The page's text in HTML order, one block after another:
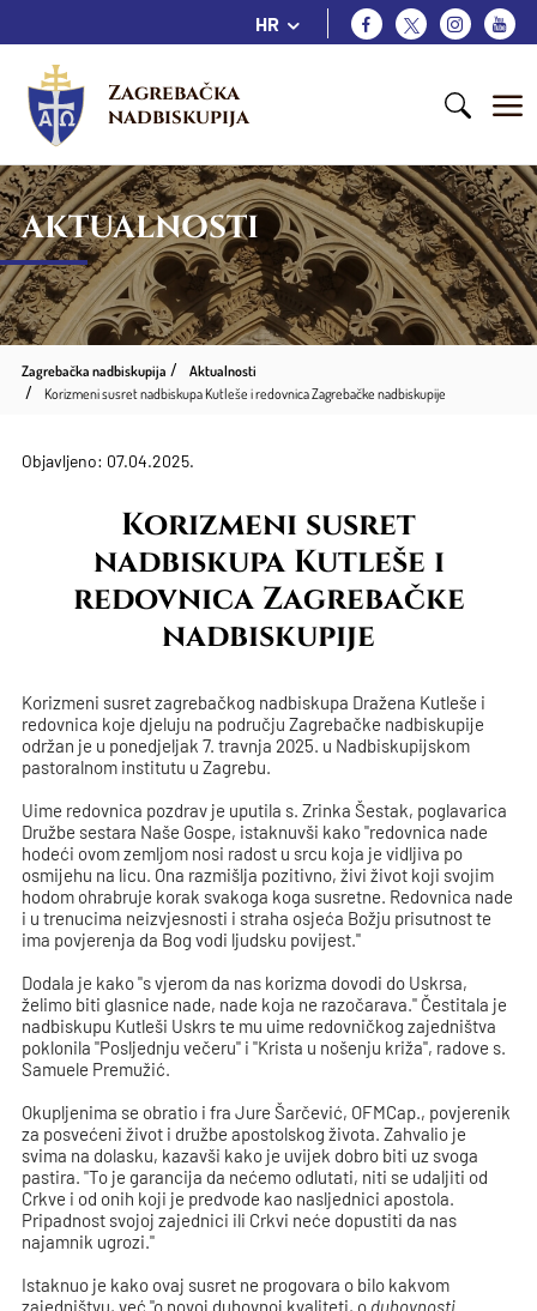
HR
Zagrebačka
nadbiskupija
AKTUALNOSTI
Zagrebačka nadbiskupija
Aktualnosti
Korizmeni susret nadbiskupa Kutleše i redovnica Zagrebačke nadbiskupije
Objavljeno: 07.04.2025.
Korizmeni susret
nadbiskupa Kutleše i
redovnica Zagrebačke
nadbiskupije
Korizmeni susret zagrebačkog nadbiskupa Dražena Kutleše i
redovnica koje djeluju na području Zagrebačke nadbiskupije
održan je u ponedjeljak 7. travnja 2025. u Nadbiskupijskom
pastoralnom institutu u Zagrebu.
Uime redovnica pozdrav je uputila s. Zrinka Šestak, poglavarica
Družbe sestara Naše Gospe, istaknuvši kako "redovnica nade
hodeći ovom zemljom nosi radost u srcu koja je vidljiva po
osmijehu na licu. Ona razmišlja pozitivno, živi život koji svojim
hodom ohrabruje korak svakoga koga susretne. Redovnica nade
i u trenucima neizvjesnosti i straha osjeća Božju prisutnost te
ima povjerenja da Bog vodi ljudsku povijest."
Dodala je kako "s vjerom da nas korizma dovodi do Uskrsa,
želimo biti glasnice nade, nade koja ne razočarava." Čestitala je
nadbiskupu Kutleši Uskrs te mu uime redovničkog zajedništva
poklonila "Posljednju večeru" i "Krista u nošenju križa", radove s.
Samuele Premužić.
Okupljenima se obratio i fra Jure Šarčević, OFMCap., povjerenik
za posvećeni život i družbe apostolskog života. Zahvalio je
svima na dolasku, kazavši kako je uvijek dobro biti uz svoga
pastira. "To je garancija da nećemo odlutati, niti se udaljiti od
Crkve i od onih koji je predvode kao nasljednici apostola.
Pripadnost svojoj zajednici ili Crkvi neće dopustiti da nas
najamnik ugrozi."
Istaknuo je kako ovaj susret ne progovara o bilo kakvom
zajedništvu, već "o novoj duhovnoj kvaliteti, o duhovnosti